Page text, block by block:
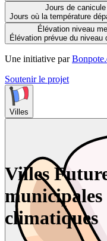
Jours de canicule
Jours où la température
Élévation niveau
Élévation prévue du niveau
Une initiative par
Soutenir le projet
Villes
Villes
climatiques